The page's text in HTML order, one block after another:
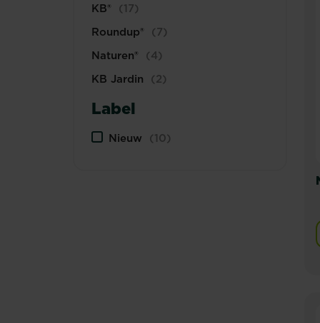
KB®
(17)
Roundup®
(7)
Naturen®
(4)
KB Jardin (2)
Label
Nieuw (10)